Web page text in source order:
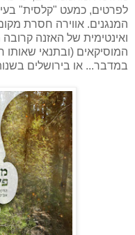
לפרטים, כמעט "קלסית"
המנגנים. אווירה חסרת
ואינטימית של האזנה
המוסיקאים (ובתנאי
במדבר... או בירושלים